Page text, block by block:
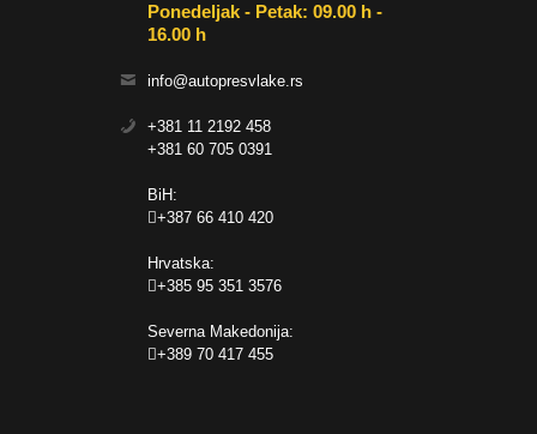
Ponedeljak - Petak: 09.00 h -
16.00 h
info@autopresvlake.rs
+381 11 2192 458
+381 60 705 0391
BiH:
+387 66 410 420
Hrvatska:
+385 95 351 3576
Severna Makedonija:
+389 70 417 455